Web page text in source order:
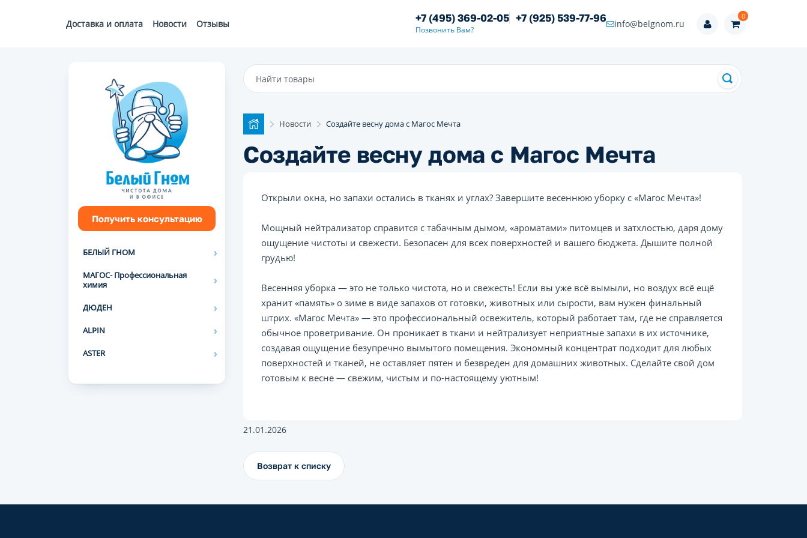
Доставка и оплата Новости Отзывы +7 (495) 369-02-05 +7 (925) 539-77-96
Позвонить Вам?
info@belgnom.ru
0
Получить консультацию
БЕЛЫЙ ГНОМ
МАГОС- Профессиональная
химия
ДЮДЕН
ALPIN
ASTER
Новости Создайте весну дома с Магос Мечта
Создайте весну дома с Магос Мечта
Открыли окна, но запахи остались в тканях и углах? Завершите весеннюю уборку с «Магос Мечта»!
Мощный нейтрализатор справится с табачным дымом, «ароматами» питомцев и затхлостью, даря дому
ощущение чистоты и свежести. Безопасен для всех поверхностей и вашего бюджета. Дышите полной
грудью!
Весенняя уборка — это не только чистота, но и свежесть! Если вы уже всё вымыли, но воздух всё ещё
хранит «память» о зиме в виде запахов от готовки, животных или сырости, вам нужен финальный
штрих. «Магос Мечта» — это профессиональный освежитель, который работает там, где не справляется
обычное проветривание. Он проникает в ткани и нейтрализует неприятные запахи в их источнике,
создавая ощущение безупречно вымытого помещения. Экономный концентрат подходит для любых
поверхностей и тканей, не оставляет пятен и безвреден для домашних животных. Сделайте свой дом
готовым к весне — свежим, чистым и по-настоящему уютным!
21.01.2026
Возврат к списку